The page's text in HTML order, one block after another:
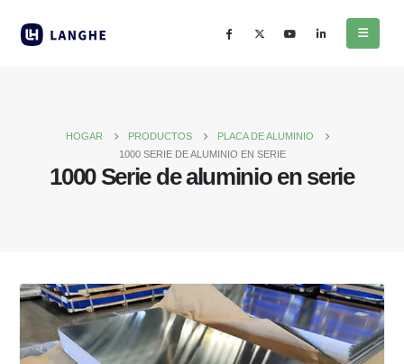
HOGAR PRODUCTOS
PLACA DE ALUMINIO
1000 SERIE DE ALUMINIO EN SERIE
1000 Serie de aluminio en serie